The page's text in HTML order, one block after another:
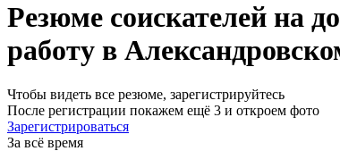
Резюме соискателей на
работу в
Чтобы видеть все резюме, зарегистрируйтесь
После регистрации покажем ещё 3 и откроем фото
Зарегистрироваться
За всё время